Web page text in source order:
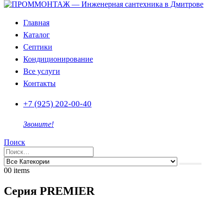
Главная
Каталог
Септики
Кондиционирование
Все услуги
Контакты
+7 (925) 202-00-40
Звоните!
Поиск
00 items
Серия PREMIER